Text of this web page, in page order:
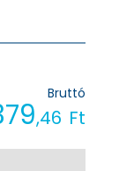
Bruttó
,46 Ft